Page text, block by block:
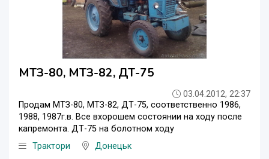
МТЗ-80, МТЗ-82, ДТ-75
03.04.2012, 22:37
Продам МТЗ-80, МТЗ-82, ДТ-75, соответственно 1986,
1988, 1987г.в. Все вхорошем состоянии на ходу после
капремонта. ДТ-75 на болотном ходу
Трактори
Донецьк